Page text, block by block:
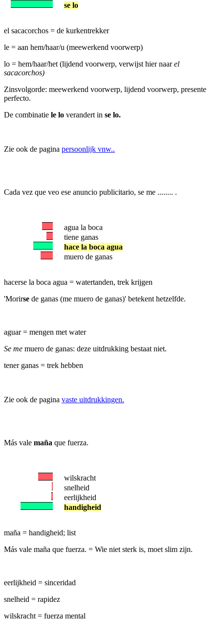
se lo
el sacacorchos = de kurkentrekker
le = aan hem/haar/u (meewerkend voorwerp)
lo = hem/haar/het (lijdend voorwerp, verwijst hier naarel
sacacorchos)
Zinsvolgorde: meewerkend voorwerp, lijdend voorwerp, presente
perfecto.
De combinatie le lo verandert in se lo.
Zie ook de pagina persoonlijk vnw..
Cada vez que veo ese anuncio publicitario, se me ........ .
agua la boca
tiene ganas
hace la boca agua
muero de ganas
hacerse la boca agua = watertanden, trek krijgen
'Morirse de ganas (me muero de ganas)' betekent hetzelfde.
aguar = mengen met water
Se me muero de ganas: deze uitdrukking bestaat niet.
tener ganas = trek hebben
Zie ook de pagina vaste uitdrukkingen.
Más vale maña que fuerza.
wilskracht
snelheid
eerlijkheid
handigheid
maña = handigheid; list
Más vale maña que fuerza. = Wie niet sterk is, moet slim zijn.
eerlijkheid = sinceridad
snelheid = rapidez
wilskracht = fuerza mental